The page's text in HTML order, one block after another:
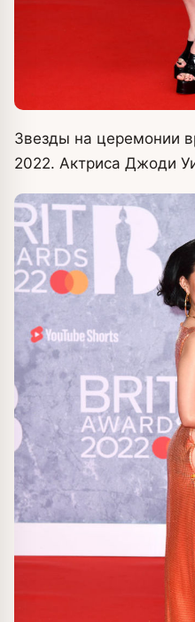
Звезды на церемонии
2022. Актриса Джоди